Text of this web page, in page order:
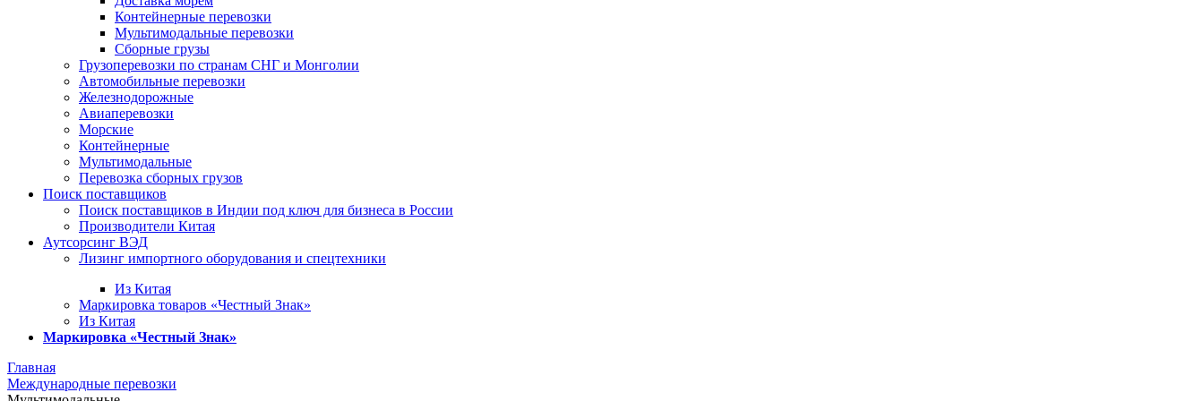
Контейнерные перевозки
Мультимодальные перевозки
Сборные грузы
Грузоперевозки по странам СНГ и Монголии
Автомобильные перевозки
Железнодорожные
Авиаперевозки
Морские
Контейнерные
Мультимодальные
Перевозка сборных грузов
Поиск поставщиков
Поиск поставщиков в Индии под ключ для бизнеса в России
Производители Китая
Аутсорсинг ВЭД
Лизинг импортного оборудования и спецтехники
Из Китая
Маркировка товаров «Честный Знак»
Из Китая
Маркировка «Честный Знак»
Главная
Международные перевозки